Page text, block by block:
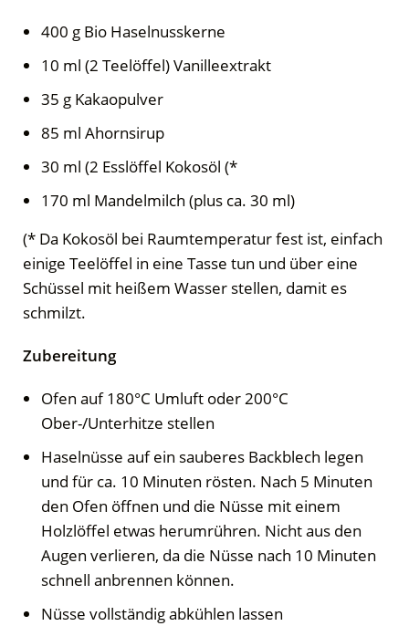
400 g Bio Haselnusskerne
10 ml (2 Teelöffel) Vanilleextrakt
35 g Kakaopulver
85 ml Ahornsirup
30 ml (2 Esslöffel Kokosöl (*
170 ml Mandelmilch (plus ca. 30 ml)
(* Da Kokosöl bei Raumtemperatur fest ist, einfach
einige Teelöffel in eine Tasse tun und über eine
Schüssel mit heißem Wasser stellen, damit es
schmilzt.
Zubereitung
Ofen auf 180°C Umluft oder 200°C
Ober-/Unterhitze stellen
Haselnüsse auf ein sauberes Backblech legen
und für ca. 10 Minuten rösten. Nach 5 Minuten
den Ofen öffnen und die Nüsse mit einem
Holzlöffel etwas herumrühren. Nicht aus den
Augen verlieren, da die Nüsse nach 10 Minuten
schnell anbrennen können.
Nüsse vollständig abkühlen lassen